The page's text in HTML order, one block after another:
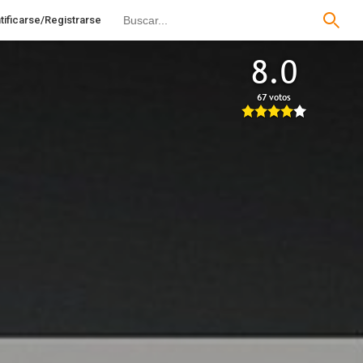
Registrarse
8.0
67 votos